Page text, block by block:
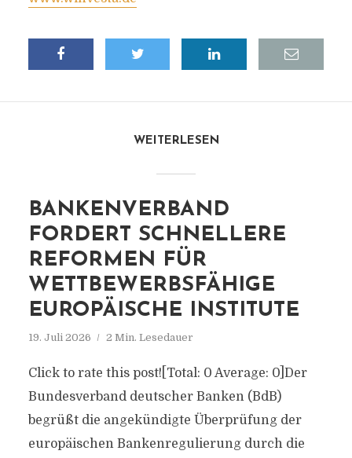
WEITERLESEN
BANKENVERBAND
FORDERT SCHNELLERE
REFORMEN FÜR
WETTBEWERBSFÄHIGE
EUROPÄISCHE INSTITUTE
19. Juli 2026 2 Min. Lesedauer
Click to rate this post![Total: 0 Average: 0]Der
Bundesverband deutscher Banken (BdB)
begrüßt die angekündigte Überprüfung der
europäischen Bankenregulierung durch die